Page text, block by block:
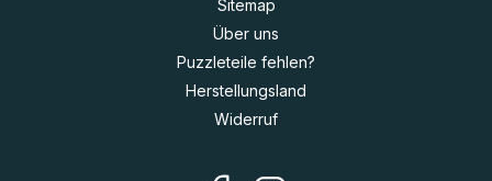
Sitemap
Über uns
Puzzleteile fehlen?
Herstellungsland
Widerruf